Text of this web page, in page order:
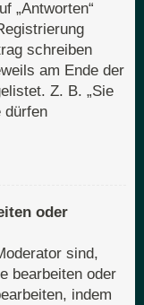
„Antworten“
schreiben
am Ende der
Z. B. „Sie
dürfen
oder
sind,
bearbeiten oder
indem